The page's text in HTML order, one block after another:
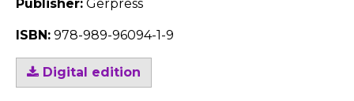
Publisher: Gerpress
ISBN: 978-989-96094-1-9
Digital edition